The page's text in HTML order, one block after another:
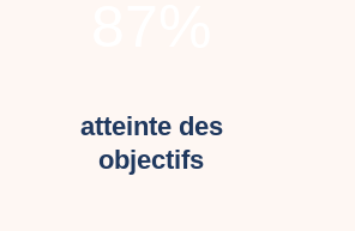
atteinte des
objectifs